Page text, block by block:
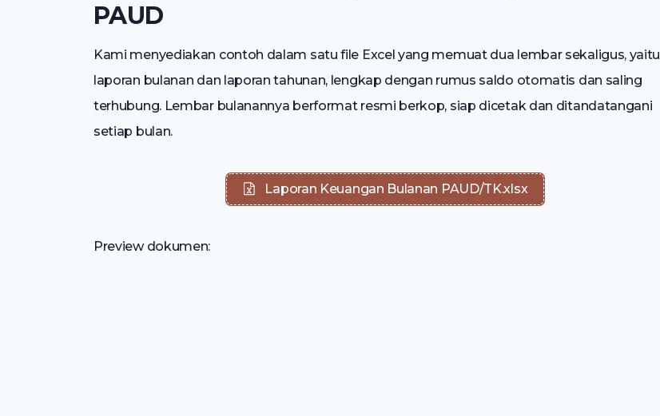
PAUD
Kami menyediakan contoh dalam satu file Excel yang memuat dua lembar sekaligus, yaitu
laporan bulanan dan laporan tahunan, lengkap dengan rumus saldo otomatis dan saling
terhubung. Lembar bulanannya berformat resmi berkop, siap dicetak dan ditandatangani
setiap bulan.
Laporan Keuangan Bulanan PAUD/TK.xlsx
Preview dokumen: